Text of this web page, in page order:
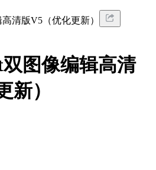
清版V5（优化更新）
图像编辑高清
新）